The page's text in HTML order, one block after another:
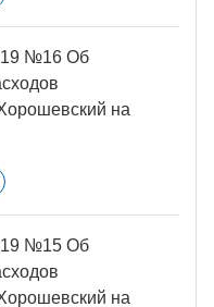
№16 Об
на
№15 Об
на